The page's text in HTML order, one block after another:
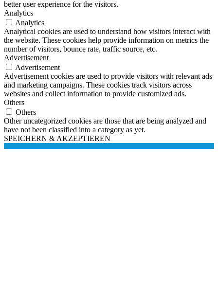
better user experience for the visitors.
Analytics
Analytics
Analytical cookies are used to understand how visitors interact with
the website. These cookies help provide information on metrics the
number of visitors, bounce rate, traffic source, etc.
Advertisement
Advertisement
Advertisement cookies are used to provide visitors with relevant ads
and marketing campaigns. These cookies track visitors across
websites and collect information to provide customized ads.
Others
Others
Other uncategorized cookies are those that are being analyzed and
have not been classified into a category as yet.
SPEICHERN & AKZEPTIEREN